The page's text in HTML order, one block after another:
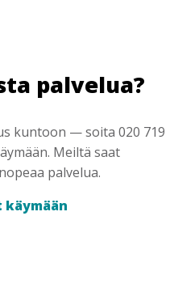
palvelua?
kuntoon — soita 020 719
Meiltä saat
palvelua.
käymään